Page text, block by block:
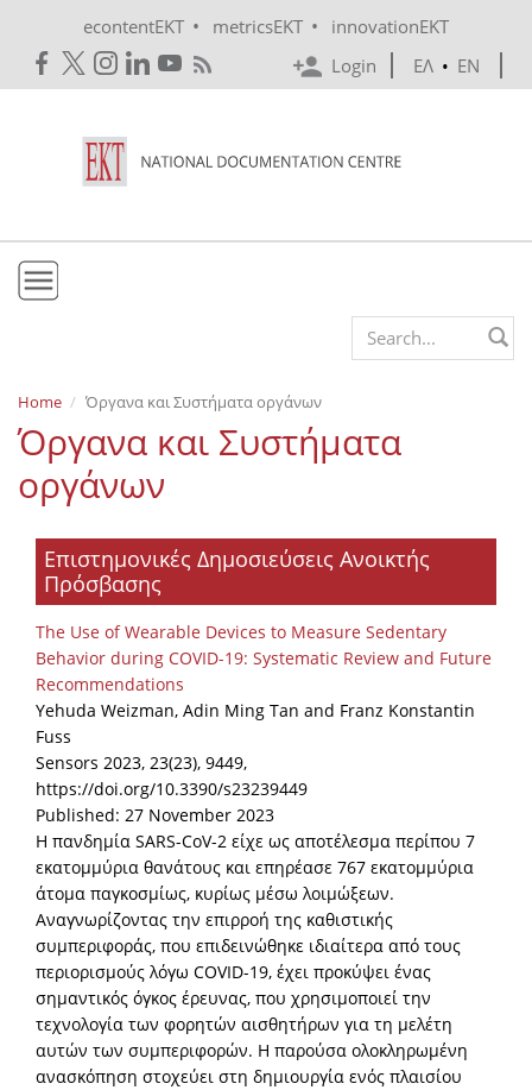
econtentEKT • metricsEKT •
innovationEKT
Login
ΕΛ • EN
Mission & Vision
Policies
History
Organisational Structure
EKT Tenders
EKT Websites
Projects
Services
Publications
Annual Reports
Publications for R&D Metrics & Indicators
Publications for Libraries
Informational Publications
News & Information
Search form
Home Όργανα και Συστήματα οργάνων
Όργανα και Συστήματα
οργάνων
Επιστημονικές Δημοσιεύσεις Ανοικτής
Πρόσβασης
The Use of Wearable Devices to Measure Sedentary
Behavior during COVID-19: Systematic Review and Future
Recommendations
Yehuda Weizman, Adin Ming Tan and Franz Konstantin
Fuss
Sensors 2023, 23(23), 9449,
https://doi.org/10.3390/s23239449
Published: 27 November 2023
Η πανδημία SARS-CoV-2 είχε ως αποτέλεσμα περίπου 7
εκατομμύρια θανάτους και επηρέασε 767 εκατομμύρια
άτομα παγκοσμίως, κυρίως μέσω λοιμώξεων.
Αναγνωρίζοντας την επιρροή της καθιστικής
συμπεριφοράς, που επιδεινώθηκε ιδιαίτερα από τους
περιορισμούς λόγω COVID-19, έχει προκύψει ένας
σημαντικός όγκος έρευνας, που χρησιμοποιεί την
τεχνολογία των φορητών αισθητήρων για τη μελέτη
αυτών των συμπεριφορών. Η παρούσα ολοκληρωμένη
ανασκόπηση στοχεύει στη δημιουργία ενός πλαισίου